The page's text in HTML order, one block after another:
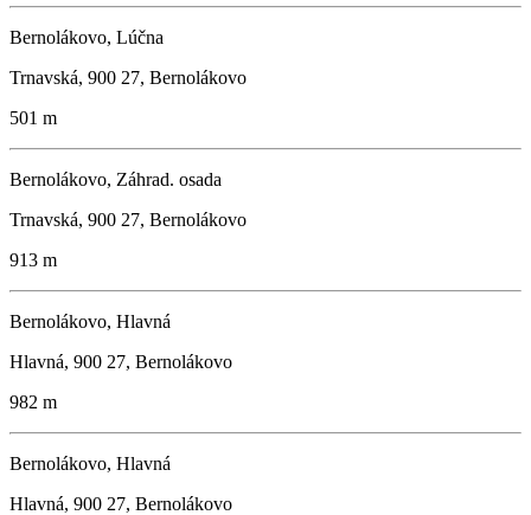
Bernolákovo, Lúčna
Trnavská, 900 27, Bernolákovo
501 m
Bernolákovo, Záhrad. osada
Trnavská, 900 27, Bernolákovo
913 m
Bernolákovo, Hlavná
Hlavná, 900 27, Bernolákovo
982 m
Bernolákovo, Hlavná
Hlavná, 900 27, Bernolákovo